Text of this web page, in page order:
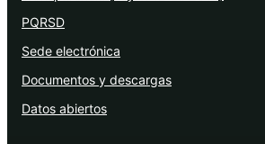
PQRSD
Sede electrónica
Documentos y descargas
Datos abiertos